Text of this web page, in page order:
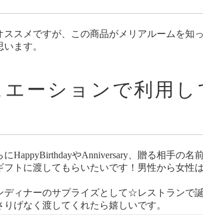
スメですが、この商品がメリアルームを知
ます。
ーションで利用
HappyBirthdayやAnniversary、贈る相手の名
トに渡してもらいたいです！男性から女性
ィナーのサプライズとして☆レストランで
げなく渡してくれたら嬉しいです。